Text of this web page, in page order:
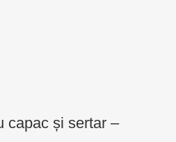
capac și sertar –